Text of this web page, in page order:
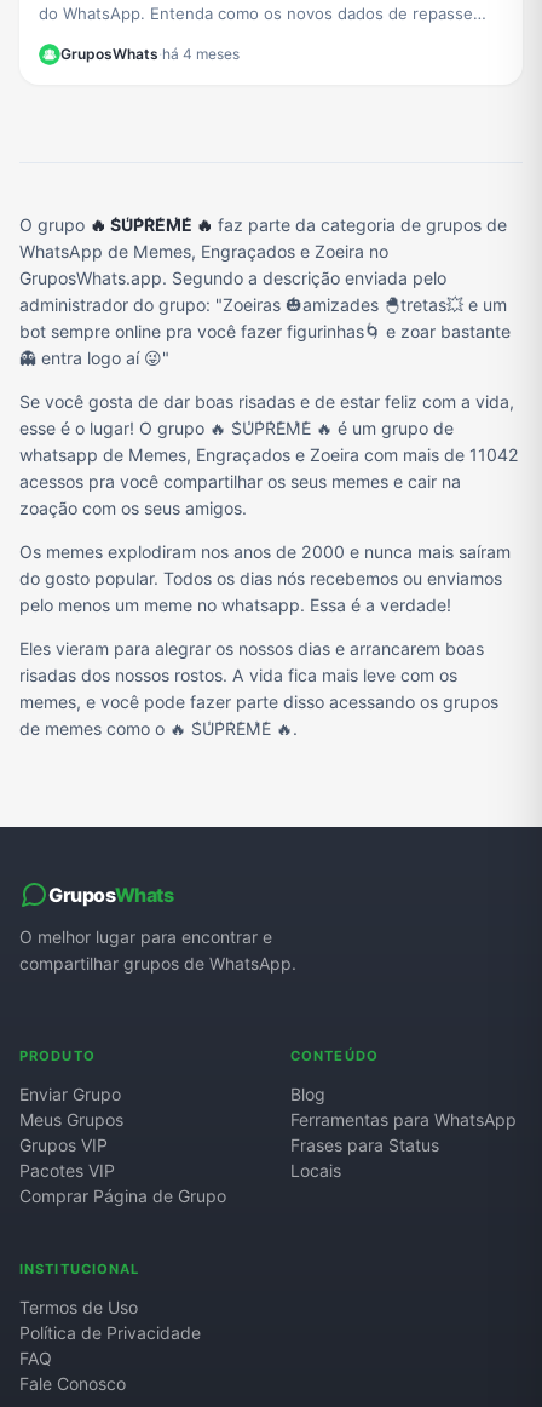
do WhatsApp. Entenda como os novos dados de repasse
GruposWhats·há 4 meses
O grupo 🔥 S̾U̾P̾R̾E̾M̾E̾ 🔥 faz parte da categoria de grupos de
WhatsApp de Memes, Engraçados e Zoeira no
GruposWhats.app. Segundo a descrição enviada pelo
administrador do grupo: "Zoeiras 🎃amizades 🐣tretas💥 e um
bot sempre online pra você fazer figurinhas🌀 e zoar bastante
👻 entra logo aí 😜"
Se você gosta de dar boas risadas e de estar feliz com a vida,
esse é o lugar! O grupo 🔥 S̾U̾P̾R̾E̾M̾E̾ 🔥 é um grupo de
whatsapp de Memes, Engraçados e Zoeira com mais de 11042
acessos pra você compartilhar os seus memes e cair na
zoação com os seus amigos.
Os memes explodiram nos anos de 2000 e nunca mais saíram
do gosto popular. Todos os dias nós recebemos ou enviamos
pelo menos um meme no whatsapp. Essa é a verdade!
Eles vieram para alegrar os nossos dias e arrancarem boas
risadas dos nossos rostos. A vida fica mais leve com os
memes, e você pode fazer parte disso acessando os grupos
de memes como o 🔥 S̾U̾P̾R̾E̾M̾E̾ 🔥.
GruposWhats
O melhor lugar para encontrar e
compartilhar grupos de WhatsApp.
PRODUTO
Enviar Grupo
Meus Grupos
Grupos VIP
Pacotes VIP
Comprar Página de Grupo
CONTEÚDO
Blog
Ferramentas para WhatsApp
Frases para Status
Locais
INSTITUCIONAL
Termos de Uso
Política de Privacidade
FAQ
Fale Conosco